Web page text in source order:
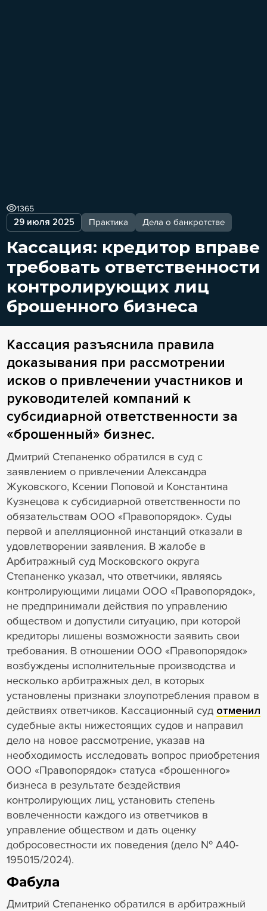
29 июля 2025 Практика Дела о банкротстве
1365
Кассация: кредитор вправе
требовать ответственности
контролирующих лиц
брошенного бизнеса
Кассация разъяснила правила
доказывания при рассмотрении
исков о привлечении участников и
руководителей компаний к
субсидиарной ответственности за
«брошенный» бизнес.
Дмитрий Степаненко обратился в суд с
заявлением о привлечении Александра
Жуковского, Ксении Поповой и Константина
Кузнецова к субсидиарной ответственности по
обязательствам ООО «Правопорядок». Суды
первой и апелляционной инстанций отказали в
удовлетворении заявления. В жалобе в
Арбитражный суд Московского округа
Степаненко указал, что ответчики, являясь
контролирующими лицами ООО «Правопорядок»,
не предпринимали действия по управлению
обществом и допустили ситуацию, при которой
кредиторы лишены возможности заявить свои
требования. В отношении ООО «Правопорядок»
возбуждены исполнительные производства и
несколько арбитражных дел, в которых
установлены признаки злоупотребления правом в
действиях ответчиков. Кассационный суд отменил
судебные акты нижестоящих судов и направил
дело на новое рассмотрение, указав на
необходимость исследовать вопрос приобретения
ООО «Правопорядок» статуса «брошенного»
бизнеса в результате бездействия
контролирующих лиц, установить степень
вовлеченности каждого из ответчиков в
управление обществом и дать оценку
добросовестности их поведения (дело № А40-
195015/2024).
Фабула
Дмитрий Степаненко обратился в арбитражный